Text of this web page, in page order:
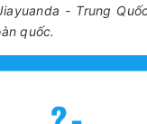
- Trung
quốc.